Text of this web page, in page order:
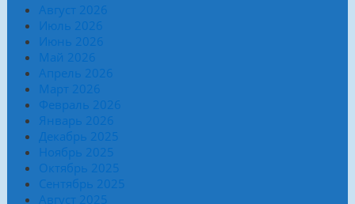
Август 2026
Июль 2026
Июнь 2026
Май 2026
Апрель 2026
Март 2026
Февраль 2026
Январь 2026
Декабрь 2025
Ноябрь 2025
Октябрь 2025
Сентябрь 2025
Август 2025